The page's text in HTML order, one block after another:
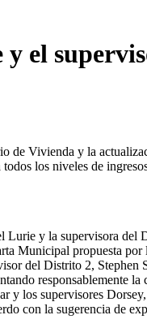
el
de Vivienda y la
los niveles de
Lurie y la supervisora ​​del
Municipal propuesta
del Distrito 2,
responsablemente
y los supervisores
con la sugerencia de